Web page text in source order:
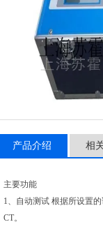
产品介绍 相
主要功能
1、自动测试 根据所设置
CT。